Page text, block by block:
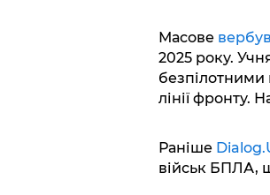
Масове
2025 року.
безпілотними
лінії фронту.
Раніше
військ БПЛА,